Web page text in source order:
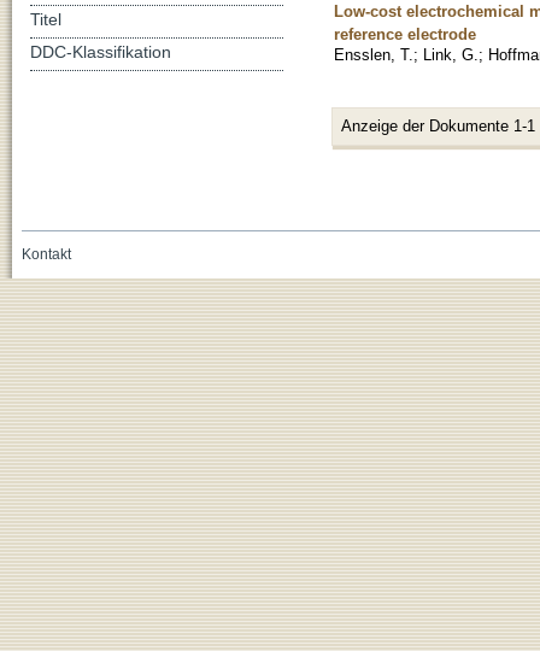
Low-cost electrochemical
reference electrode
Ensslen, T. ; Link, G. ;
Anzeige der Dokumente 1-1
Titel
DDC-Klassifikation
Kontakt